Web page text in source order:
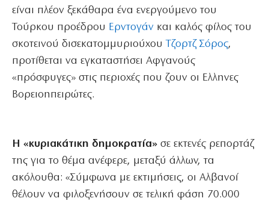
είναι πλέον ξεκάθαρα ένα ενεργούμενο του
Τούρκου προέδρου Ερντογάν και καλός φίλος του
σκοτεινού δισεκατομμυριούχουΤζορτζ Σόρος,
προτίθεται να εγκαταστήσει Αφγανούς
«πρόσφυγες» στις περιοχές που ζουν οι Ελληνες
Βορειοηπειρώτες.
Η «κυριακάτικη δημοκρατία» σε εκτενές ρεπορτάζ
της για το θέμα ανέφερε, μεταξύ άλλων, τα
ακόλουθα: «Σύμφωνα με εκτιμήσεις, οι Αλβανοί
θέλουν να φιλοξενήσουν σε τελική φάση 70.000